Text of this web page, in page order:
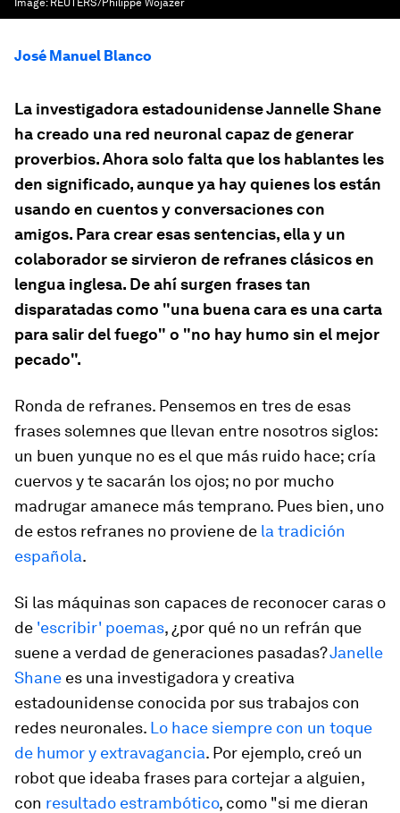
Image: REUTERS/Philippe Wojazer
José Manuel Blanco
La investigadora estadounidense Jannelle Shane
ha creado una red neuronal capaz de generar
proverbios. Ahora solo falta que los hablantes les
den significado, aunque ya hay quienes los están
usando en cuentos y conversaciones con
amigos. Para crear esas sentencias, ella y un
colaborador se sirvieron de refranes clásicos en
lengua inglesa. De ahí surgen frases tan
disparatadas como "una buena cara es una carta
para salir del fuego" o "no hay humo sin el mejor
pecado".
Ronda de refranes. Pensemos en tres de esas
frases solemnes que llevan entre nosotros siglos:
un buen yunque no es el que más ruido hace; cría
cuervos y te sacarán los ojos; no por mucho
madrugar amanece más temprano. Pues bien, uno
de estos refranes no proviene de la tradición
española.
Si las máquinas son capaces de reconocer caras o
de 'escribir' poemas, ¿por qué no un refrán que
suene a verdad de generaciones pasadas?Janelle
Shane es una investigadora y creativa
estadounidense conocida por sus trabajos con
redes neuronales. Lo hace siempre con un toque
de humor y extravagancia. Por ejemplo, creó un
robot que ideaba frases para cortejar a alguien,
con resultado estrambótico, como "si me dieran